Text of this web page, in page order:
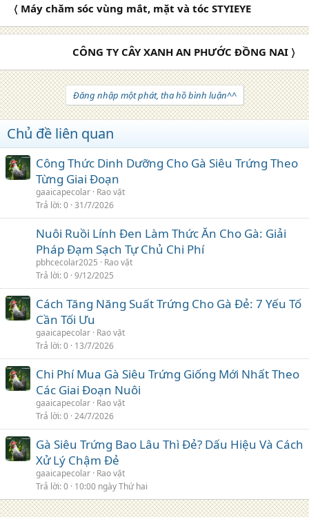
〈 Máy chăm sóc vùng mắt, mặt và tóc STYIEYE
CÔNG TY CÂY XANH AN PHƯỚC ĐỒNG NAI 〉
Đăng nhập một phát, tha hồ bình luận^^
Chủ đề liên quan
Công Thức Dinh Dưỡng Cho Gà Siêu Trứng Theo
Từng Giai Đoạn
gaaicapecolar Rao vặt
Trả lời 0 31/7/2026
Nuôi Ruồi Lính Đen Làm Thức Ăn Cho Gà: Giải
Pháp Đạm Sạch Tự Chủ Chi Phí
pbhcecolar2025
Rao vặt
Trả lời 0 9/12/2025
Cách Tăng Năng Suất Trứng Cho Gà Đẻ: 7 Yếu Tố
Cần Tối Ưu
gaaicapecolar Rao vặt
Trả lời 0 13/7/2026
Chi Phí Mua Gà Siêu Trứng Giống Mới Nhất Theo
Các Giai Đoạn Nuôi
gaaicapecolar Rao vặt
Trả lời 0 24/7/2026
Gà Siêu Trứng Bao Lâu Thì Đẻ? Dấu Hiệu Và Cách
Xử Lý Chậm Đẻ
gaaicapecolar Rao vặt
Trả lời 0 10:00 ngày Thứ hai